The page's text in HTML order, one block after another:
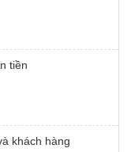
tiền
khách hàng